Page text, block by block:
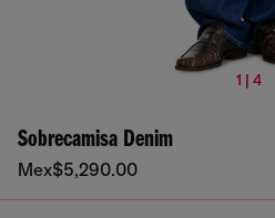
1 | 4
Sobrecamisa Denim
Mex$5,290.00